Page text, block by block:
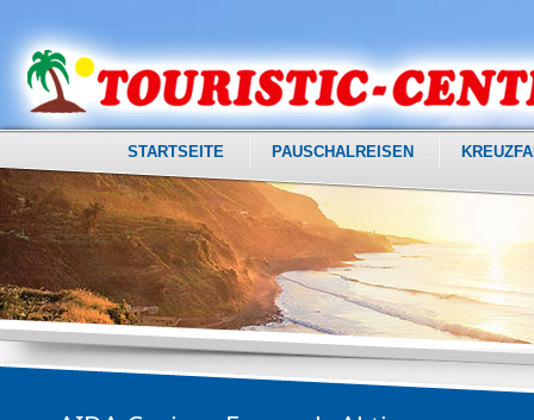
STARTSEITE PAUSCHALREISEN